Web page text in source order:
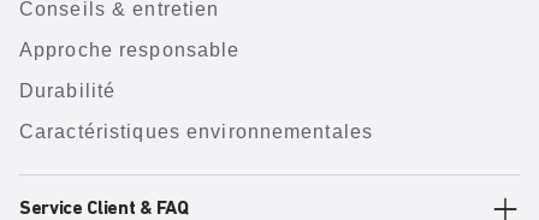
Conseils & entretien
Approche responsable
Durabilité
Caractéristiques environnementales
Service Client & FAQ